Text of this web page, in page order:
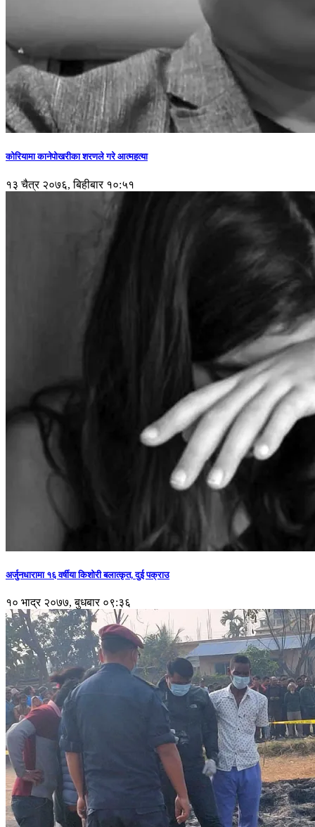
कोरियामा कानेपोखरीका शरणले गरे आत्महत्या
१३ चैत्र २०७६, बिहीबार १०:५१
अर्जुनधारामा १६ वर्षीया किशोरी बलात्कृत, दुई पक्राउ
१० भाद्र २०७७, बुधबार ०९:३६